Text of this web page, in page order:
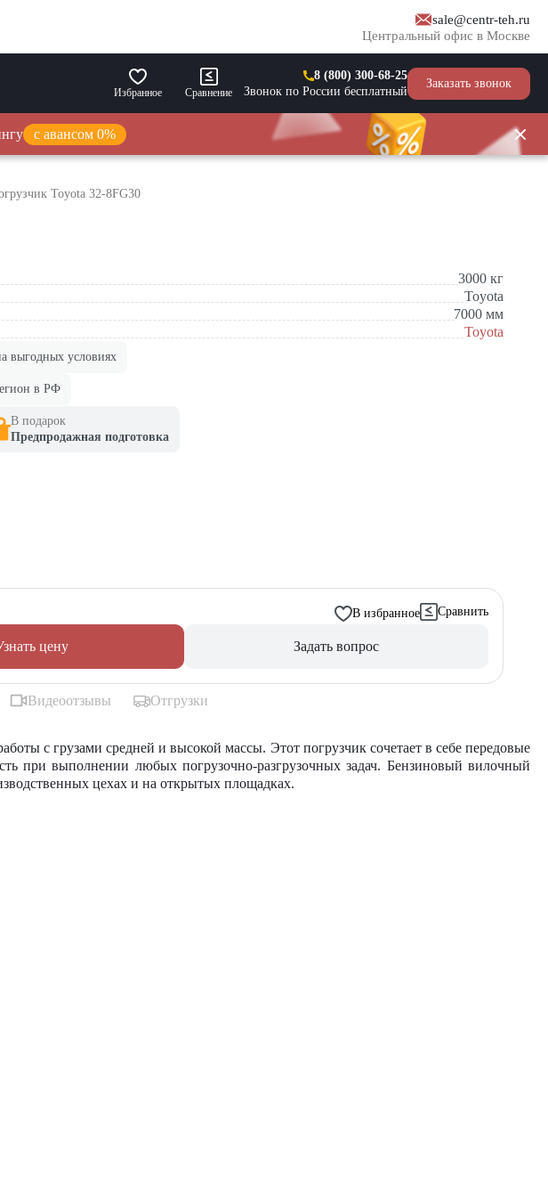
sale@centr-teh.ru
Центральный офис в Москве
Избранное Сравнение
8 (800) 300-68-25
Звонок по России бесплатный
Заказать звонок
с авансом 0%
Toyota 32-8FG30
3000 кг
Toyota
7000 мм
Toyota
выгодных условиях
в РФ
В подарок
Предпродажная подготовка
В избранное Сравнить
цену Задать вопрос
Видеоотзывы Отгрузки
с грузами средней и высокой массы. Этот погрузчик сочетает в себе передовые
при выполнении любых погрузочно-разгрузочных задач. Бензиновый вилочный
цехах и на открытых площадках.